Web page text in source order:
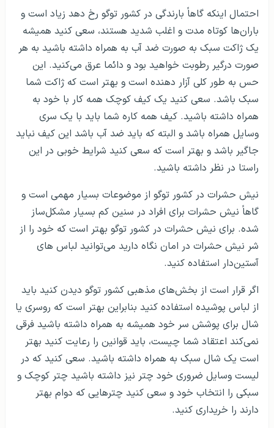
احتمال اینکه گاهاً بارندگی در کشور توگو رخ دهد زیاد است و
باران‌ها کوتاه مدت و اغلب شدید هستند، سعی کنید همیشه
یک ژاکت سبک به صورت ضد آب به همراه داشته باشید به هر
صورت درگیر رطوبت خواهید بود و دائما عرق می‌کنید. این
حس به طور کلی آزار دهنده است و بهتر است که ژاکت شما
سبک باشد. سعی کنید یک کیف کوچک همه کار با خود به
همراه داشته باشید. کیف همه کاره شما باید با یک سری
وسایل همراه باشد و البته که باید ضد آب باشد این کیف نباید
جاگیر باشد و بهتر است که سعی کنید شرایط خوبی در این
راستا در نظر داشته باشید.
نیش حشرات در کشور توگو از موضوعات بسیار مهمی است و
گاهاً نیش حشرات برای افراد در سنین کم بسیار مشکل‌ساز
شده. برای نیش حشرات در کشور توگو بهتر است که خود را از
شر نیش حشرات در امان نگاه دارید می‌توانید لباس های
آستین‌دار استفاده کنید.
اگر قرار است از بخش‌های مذهبی کشور توگو دیدن کنید باید
از لباس پوشیده استفاده کنید بنابراین بهتر است که روسری یا
شال برای پوشش سر خود همیشه به همراه داشته باشید فرقی
نمی‌کند اعتقاد شما چیست، باید قوانین را رعایت کنید بهتر
است یک شال سبک به همراه داشته باشید. سعی کنید که در
لیست وسایل ضروری خود چتر نیز داشته باشید چتر کوچک و
سبکی را انتخاب خود و سعی کنید چترهایی که دوام بهتر
دارند را خریداری کنید.